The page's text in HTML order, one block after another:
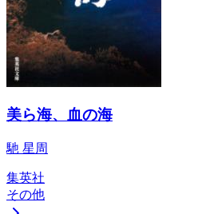
美ら海、血の海
馳 星周
集英社
その他